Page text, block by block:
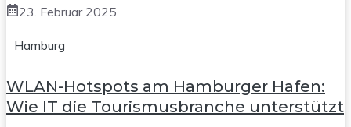
23. Februar 2025
Hamburg
WLAN-Hotspots am Hamburger Hafen:
Wie IT die Tourismusbranche unterstützt